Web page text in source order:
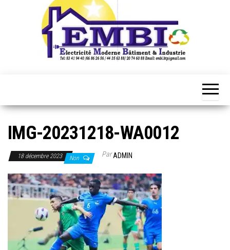
IMG-20231218-WA0012
18 décembre 2023 Non ParADMIN